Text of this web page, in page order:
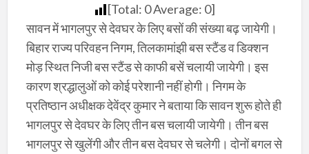
[Total: 0Average: 0]
सावन में भागलपुर से देवघर के लिए बसों की संख्या बढ़ जायेगी।
बिहार राज्य परिवहन निगम, तिलकामांझी बस स्टैंड व डिक्शन
मोड़ स्थित निजी बस स्टैंड से काफी बसें चलायी जायेगी। इस
कारण श्रद्धालुओं को कोई परेशानी नहीं होगी। निगम के
प्रतिष्ठान अधीक्षक देवेंद्र कुमार ने बताया कि सावन शुरू होते ही
भागलपुर से देवघर के लिए तीन बस चलायी जायेगी। तीन बस
भागलपुर से खुलेंगी और तीन बस देवघर से चलेगी। दोनों बगल से